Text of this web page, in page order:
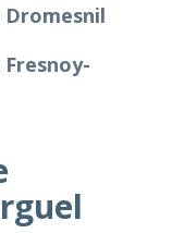
Dromesnil